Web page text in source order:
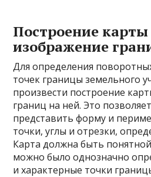
Построение карты
изображение
Для определения
точек границы земельного
произвести построение
границ на ней. Это
представить форму и
точки, углы и отрезки,
Карта должна быть
можно было однозначно
и характерные точки